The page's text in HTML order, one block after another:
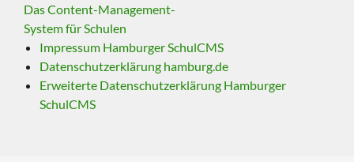
Das Content-Management-
System für Schulen
Impressum Hamburger SchulCMS
Datenschutzerklärung hamburg.de
Erweiterte Datenschutzerklärung Hamburger
SchulCMS